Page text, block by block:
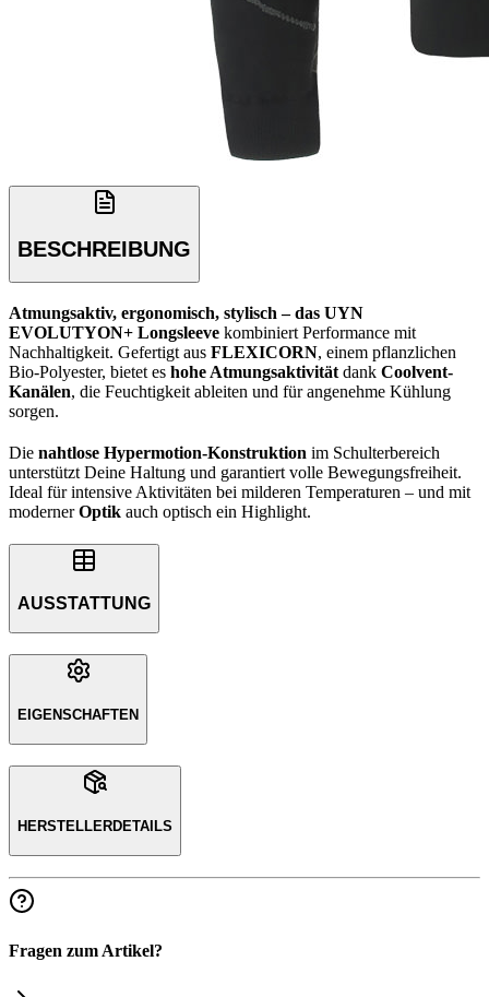
BESCHREIBUNG
Atmungsaktiv, ergonomisch, stylisch – das UYN
EVOLUTYON+ Longsleeve kombiniert Performance mit
Nachhaltigkeit. Gefertigt aus FLEXICORN, einem pflanzlichen
Bio-Polyester, bietet es hohe Atmungsaktivität dank Coolvent-
Kanälen, die Feuchtigkeit ableiten und für angenehme Kühlung
sorgen.
Die nahtlose Hypermotion-Konstruktion im Schulterbereich
unterstützt Deine Haltung und garantiert volle Bewegungsfreiheit.
Ideal für intensive Aktivitäten bei milderen Temperaturen – und mit
modernerOptik auch optisch ein Highlight.
AUSSTATTUNG
EIGENSCHAFTEN
HERSTELLERDETAILS
Fragen zum Artikel?